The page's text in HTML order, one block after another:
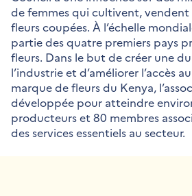
de femmes qui cultivent,
fleurs coupées. À l’échelle
partie des quatre premiers pays
fleurs. Dans le but de créer une
l’industrie et d’améliorer l’accès
marque de fleurs du Kenya,
développée pour atteindre
producteurs et 80 membres
des services essentiels au secteur.